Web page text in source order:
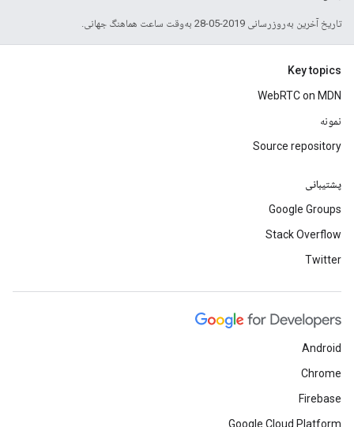
تاریخ آخرین به‌روزرسانی 2019-05-28 به‌وقت ساعت هماهنگ جهانی.
Key topics
WebRTC on MDN
نمونه
Source repository
پشتیبانی
Google Groups
Stack Overflow
Twitter
Android
Chrome
Firebase
Google Cloud Platform